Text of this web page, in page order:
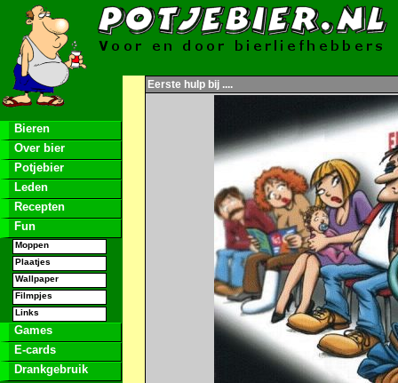
Bieren
Over bier
Potjebier
Leden
Recepten
Fun
Moppen
Plaatjes
Wallpaper
Filmpjes
Links
Games
E-cards
Drankgebruik
Eerste hulp bij ....